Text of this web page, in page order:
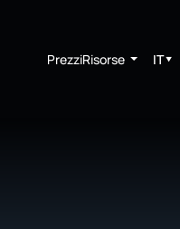
PrezziRisorse IT ▼